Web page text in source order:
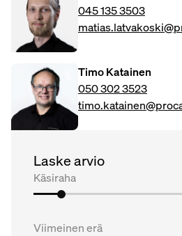
045 135 3503
Timo Katainen
050 302 3523
Laske arvio
Käsiraha
Viimeinen erä